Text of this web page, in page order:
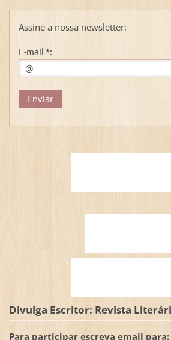
Assine a nossa newsletter:
E-mail *:
Divulga Escritor: Revista
Para participar escreva email para: